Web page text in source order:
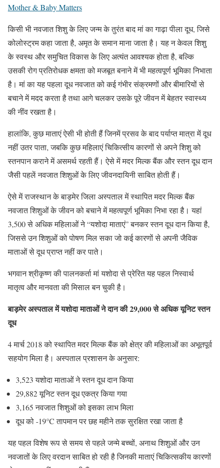
Mother & Baby Matters
किसी भी नवजात शिशु के लिए जन्म के तुरंत बाद मां का गाढ़ा पीला दूध, जिसे
कोलोस्ट्रम कहा जाता है, अमृत के समान माना जाता है। यह न केवल शिशु
के स्वस्थ और समुचित विकास के लिए अत्यंत आवश्यक होता है, बल्कि
उसकी रोग प्रतिरोधक क्षमता को मजबूत बनाने में भी महत्वपूर्ण भूमिका निभाता
है। मां का यह पहला दूध नवजात को कई गंभीर संक्रमणों और बीमारियों से
बचाने में मदद करता है तथा आगे चलकर उसके पूरे जीवन में बेहतर स्वास्थ्य
की नींव रखता है।
हालांकि, कुछ माताएं ऐसी भी होती हैं जिनमें प्रसव के बाद पर्याप्त मात्रा में दूध
नहीं उतर पाता, जबकि कुछ महिलाएं चिकित्सीय कारणों से अपने शिशु को
स्तनपान कराने में असमर्थ रहती हैं। ऐसे में मदर मिल्क बैंक और स्तन दूध दान
जैसी पहलें नवजात शिशुओं के लिए जीवनदायिनी साबित होती हैं।
ऐसे में राजस्थान के बाड़मेर जिला अस्पताल में स्थापित मदर मिल्क बैंक
नवजात शिशुओं के जीवन को बचाने में महत्वपूर्ण भूमिका निभा रहा है। यहां
3,500 से अधिक महिलाओं ने “यशोदा माताएं” बनकर स्तन दूध दान किया है,
जिससे उन शिशुओं को पोषण मिल सका जो कई कारणों से अपनी जैविक
माताओं से दूध प्राप्त नहीं कर पाते।
भगवान श्रीकृष्ण की पालनकर्ता मां यशोदा से प्रेरित यह पहल निस्वार्थ
मातृत्व और मानवता की मिसाल बन चुकी है।
बाड़मेर अस्पताल में यशोदा माताओं ने दान की29,000से अधिक यूनिट स्तन
दूध
4 मार्च 2018 को स्थापित मदर मिल्क बैंक को क्षेत्र की महिलाओं का अभूतपूर्व
सहयोग मिला है। अस्पताल प्रशासन के अनुसार:
3,523 यशोदा माताओं ने स्तन दूध दान किया
29,882 यूनिट स्तन दूध एकत्र किया गया
3,165 नवजात शिशुओं को इसका लाभ मिला
दूध को -19°C तापमान पर छह महीने तक सुरक्षित रखा जाता है
यह पहल विशेष रूप से समय से पहले जन्मे बच्चों, अनाथ शिशुओं और उन
नवजातों के लिए वरदान साबित हो रही है जिनकी माताएं चिकित्सकीय कारणों